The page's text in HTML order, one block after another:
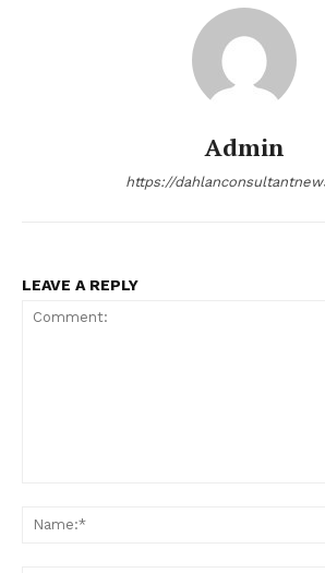
Admin
https://
LEAVE A REPLY